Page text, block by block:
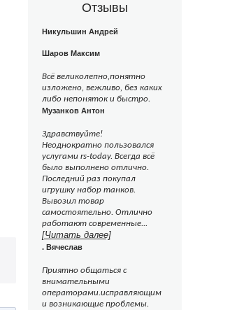
Отзывы
Никульшин Андрей
Шаров Максим
Всё великолепно,понятно
изложено, вежливо, без каких
либо непоняток и быстро.
Музанков Антон
Здравствуйте!
Неоднократно пользовался
услугами rs-today. Всегда всё
было выполнено отлично.
Последний раз покупал
игрушку набор танков.
Вывозил товар
самостоятельно. Отлично
работают современные...
[Читать далее]
. Вячеслав
Приятно общаться с
внимательными
операторами.исправляющим
и возникающие проблемы.